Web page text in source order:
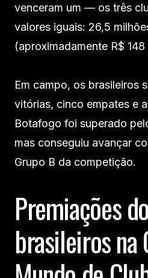
venceram um — os três
valores iguais: 26,5
(aproximadamente R$ 148
Em campo, os brasileiros
vitórias, cinco empates e
Botafogo foi superado
mas conseguiu avançar
Grupo B da competição.
Premiações
brasileiros na